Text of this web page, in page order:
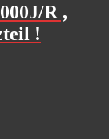
R ,
!